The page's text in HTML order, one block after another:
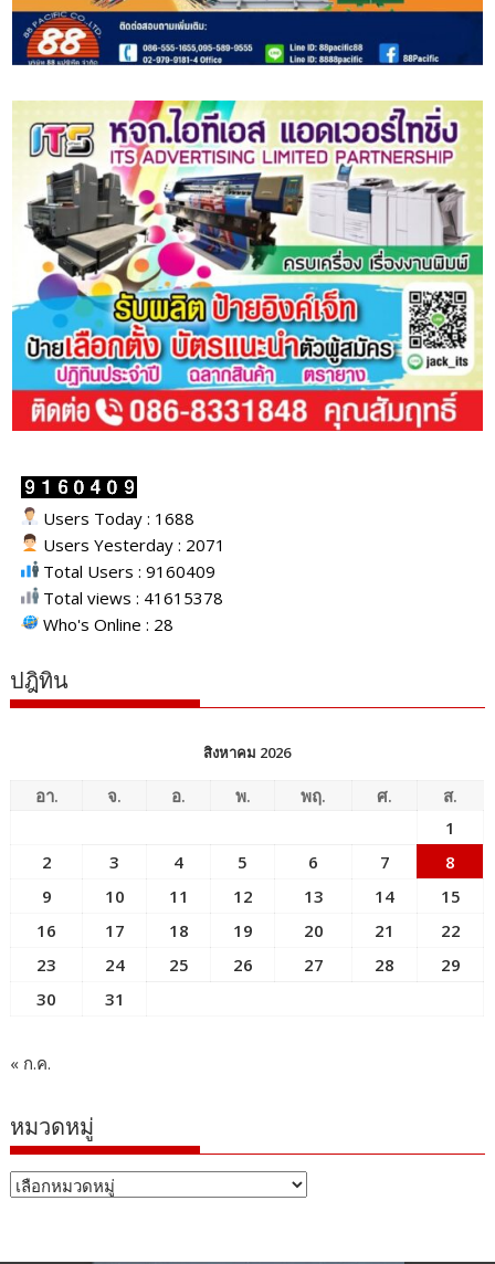
Users Today : 1688
Users Yesterday : 2071
Total Users : 9160409
Total views : 41615378
Who's Online : 28
ปฎิทิน
สิงหาคม 2026
อา. จ. อ. พ. พฤ. ศ.
ส.
1
2
3 4 5 6 7
8
9
10 11 12 13 14
15
16
17 18 19 20 21
22
23
24 25 26 27 28
29
30
31
« ก.ค.
หมวดหมู่
หมวด